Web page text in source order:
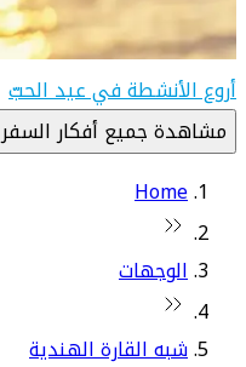
أروع الأنشطة في عيد الحبّ
مشاهدة جميع أفكار السفر
Home
الوجهات
شبه القارة الهندية